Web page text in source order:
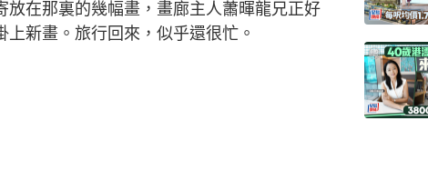
在那裏的幾幅畫，畫廊主人蕭暉龍兄正好
新畫。旅行回來，似乎還很忙。